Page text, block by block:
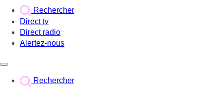
Rechercher
Direct tv
Direct radio
Alertez-nous
Rechercher